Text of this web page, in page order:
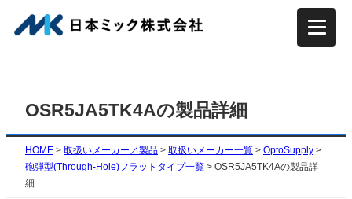
容
プ
OSR5JA5TK4Aの製品詳細
HOME > 取扱いメーカー／製品 > 取扱いメーカー一覧 > OptoSupply >
砲弾型(Through-Hole)フラットタイプ一覧 > OSR5JA5TK4Aの製品詳
細